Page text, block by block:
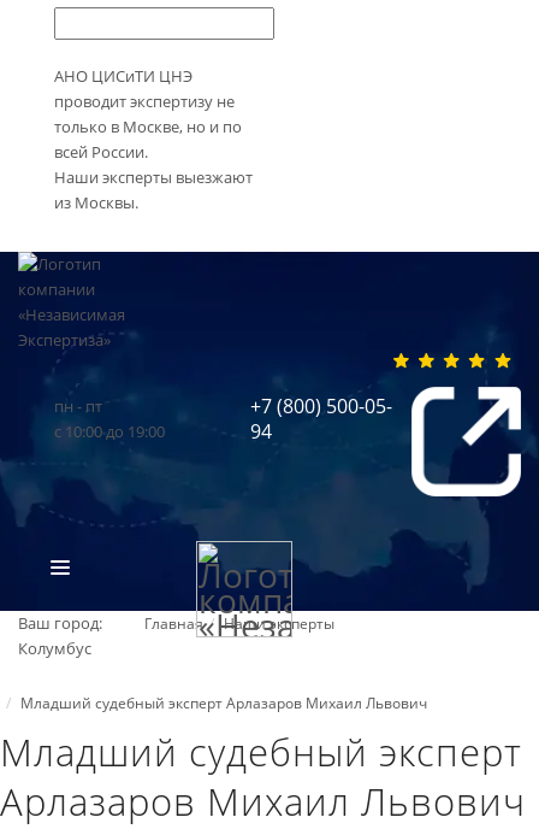
АНО ЦИСиТИ ЦНЭ
проводит экспертизу не
только в Москве, но и по
всей России.
Наши эксперты выезжают
из Москвы.
пн - пт
с 10:00 до 19:00
+7 (800) 500-05-
94
Ваш город:
Колумбус
Главная Наши эксперты
Младший судебный эксперт Арлазаров Михаил Львович
Младший судебный эксперт
Арлазаров Михаил Львович